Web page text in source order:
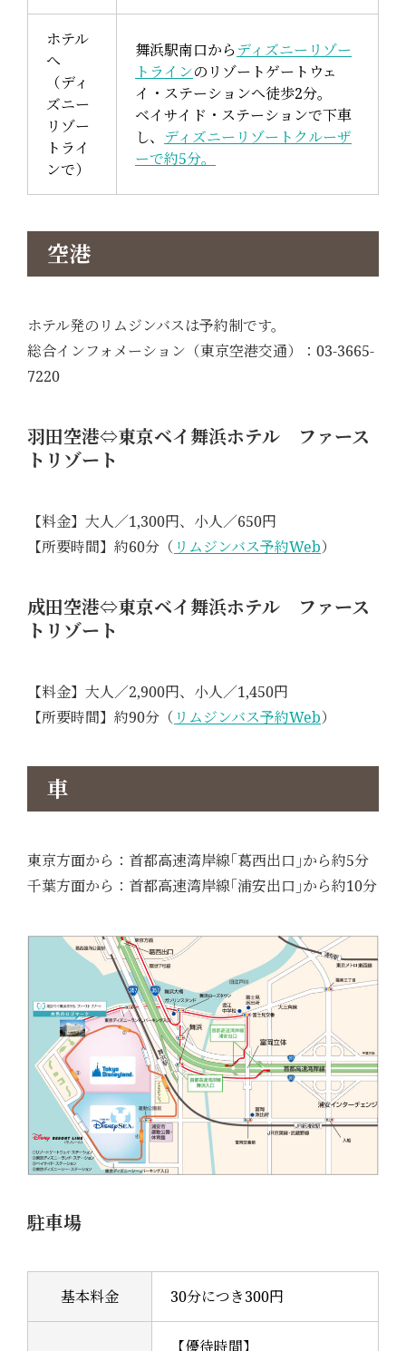
ホテル
へ
（ディ
ズニー
リゾー
トライ
ンで）
舞浜駅南口から ディズニーリゾー
トラインのリゾートゲートウェ
イ・ステーションへ徒歩2分。
ベイサイド・ステーションで下車
し、 ディズニーリゾートクルーザ
ーで約5分。
空港
ホテル発のリムジンバスは予約制です。
総合インフォメーション（東京空港交通）：03-3665-
7220
羽田空港⇔東京ベイ舞浜ホテル ファース
トリゾート
【料金】大人／1,300円、小人／650円
【所要時間】約60分（ リムジンバス予約Web）
成田空港⇔東京ベイ舞浜ホテル ファース
トリゾート
【料金】大人／2,900円、小人／1,450円
【所要時間】約90分（ リムジンバス予約Web）
車
東京方面から：首都高速湾岸線｢葛西出口｣から約5分
千葉方面から：首都高速湾岸線｢浦安出口｣から約10分
駐車場
基本料金 30分につき300円
【優待時間】